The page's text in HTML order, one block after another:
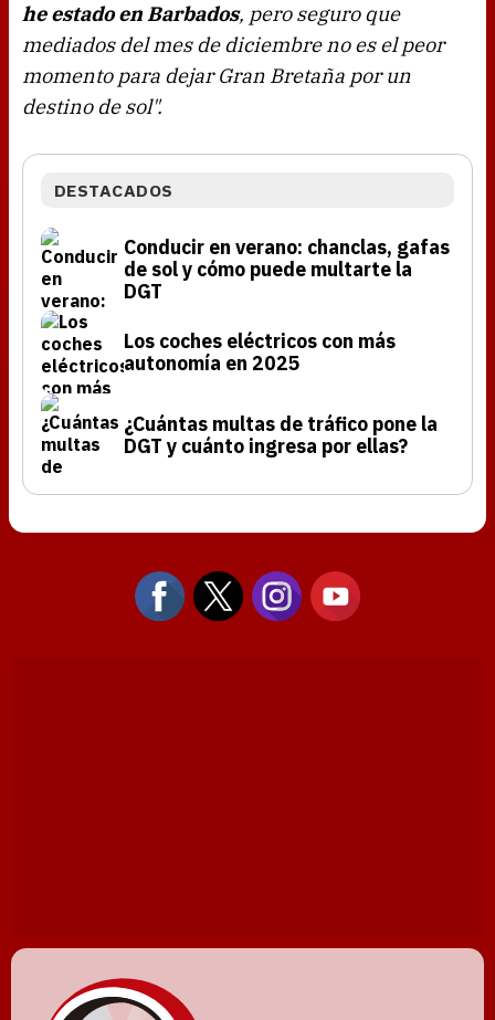
he estado en Barbados, pero seguro que
mediados del mes de diciembre no es el peor
momento para dejar Gran Bretaña por un
destino de sol".
DESTACADOS
Conducir en verano: chanclas, gafas
de sol y cómo puede multarte la
DGT
Los coches eléctricos con más
autonomía en 2025
¿Cuántas multas de tráfico pone la
DGT y cuánto ingresa por ellas?